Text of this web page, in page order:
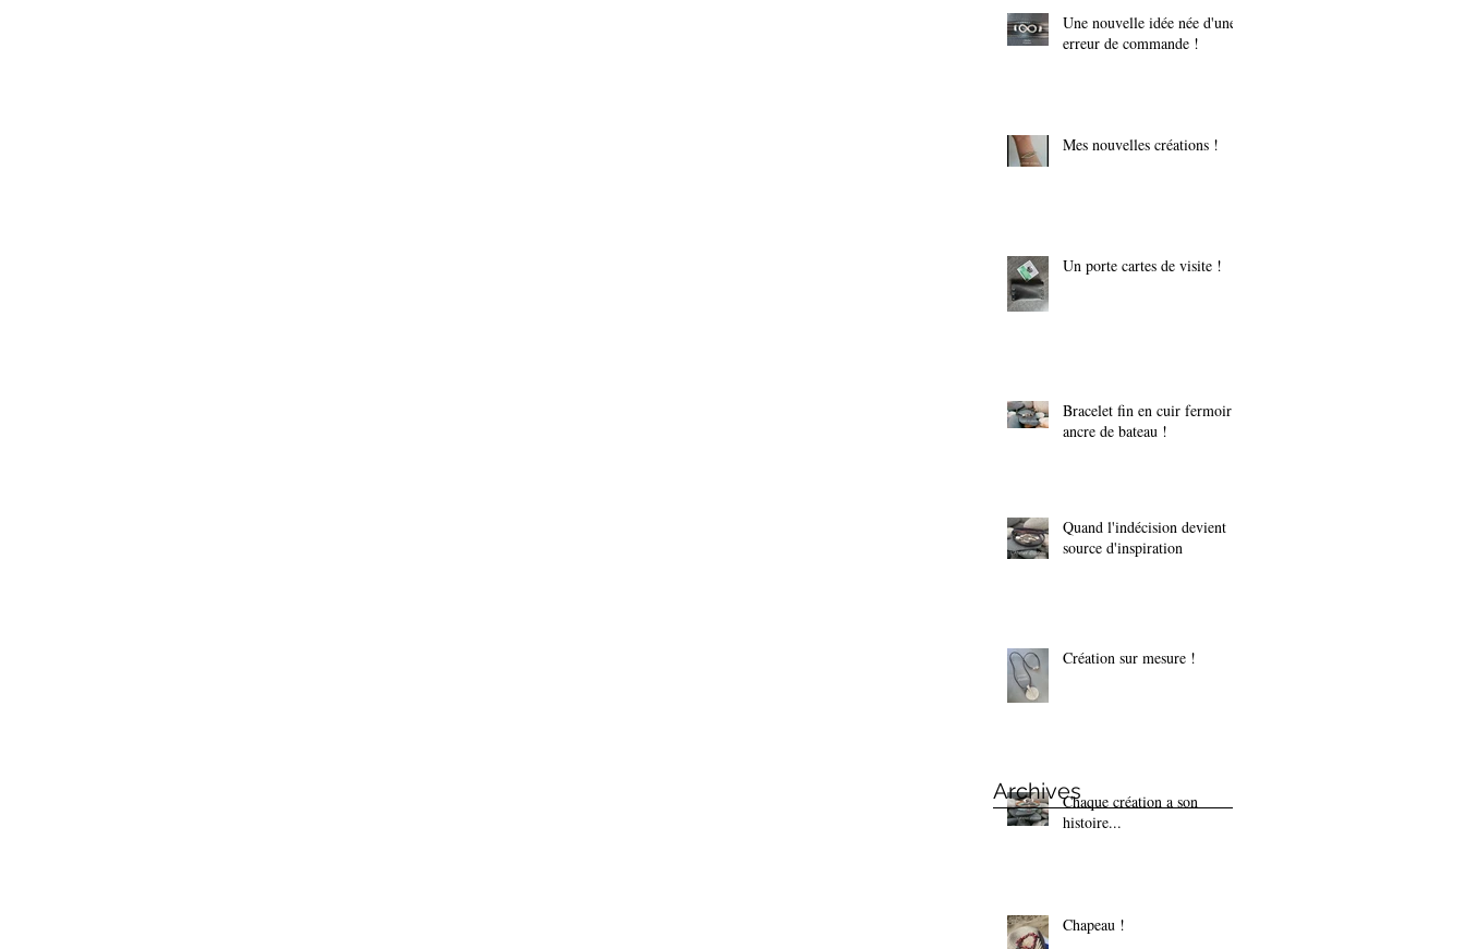
Une nouvelle idée née d'une
erreur de commande !
Mes nouvelles créations !
Un porte cartes de visite !
Bracelet fin en cuir fermoir
ancre de bateau !
Quand l'indécision devient
source d'inspiration
Création sur mesure !
Chaque création a son
histoire...
Chapeau !
Archives